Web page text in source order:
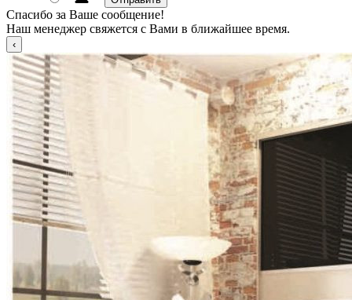
Спасибо за Ваше сообщение!
Наш менеджер свяжется с Вами в ближайшее время.